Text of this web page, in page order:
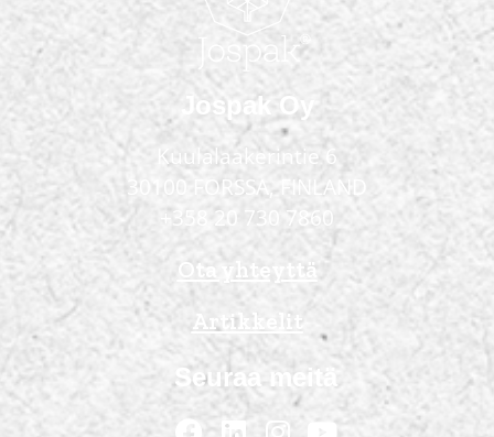
Jospak Oy
Kuulalaakerintie 6
30100 FORSSA, FINLAND
+358 20 730 7860
Ota yhteyttä
Artikkelit
Seuraa meitä